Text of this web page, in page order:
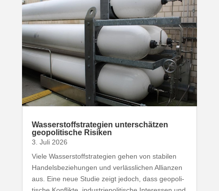
Wasser­stoff­stra­tegien unter­schätzen
geopo­li­tische Risiken
3. Juli 2026
Viele Wasser­stoff­stra­tegien gehen von stabilen
Handels­be­zie­hungen und verläss­lichen Allianzen
aus. Eine neue Studie zeigt jedoch, dass geopo­li­